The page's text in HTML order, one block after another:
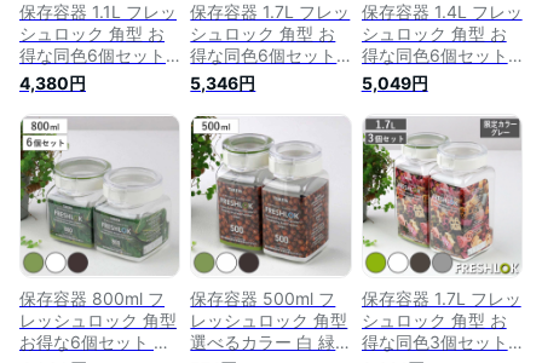
保存容器 1.1L フレッ
シュロック 角型 お
得な同色6個セット
選べるカラー 白 緑
茶 （ キッチン収納
キャニスター 調味料
入れ プラスチック
引き出し収納 冷蔵庫
収納 FRESHLOK キ
ッチン 収納 シンク
下 粉物入れ ）
4,380円
保存容器 1.7L フレッ
シュロック 角型 お
得な同色6個セット
選べるカラー 白 緑
茶 （ キッチン収納
キャニスター 調味料
入れ プラスチック
引き出し収納 冷蔵庫
収納 FRESHLOK キ
ッチン 収納 シンク
下 粉物入れ ）
5,346円
保存容器 1.4L フレッ
シュロック 角型 お
得な同色6個セット
選べるカラー 白 緑
茶 （ キッチン収納
キャニスター 調味料
入れ プラスチック
引き出し収納 冷蔵庫
収納 FRESHLOK キ
ッチン 収納 シンク
下 粉物入れ ）
5,049円
保存容器 800ml フ
レッシュロック 角型
お得な6個セット 選
保存容器 500ml フ
レッシュロック 角型
選べるカラー 白 緑
保存容器 1.7L フレッ
シュロック 角型 お
得な同色3個セット